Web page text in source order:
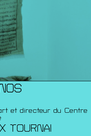
et directeur du Centre
TOURNAI